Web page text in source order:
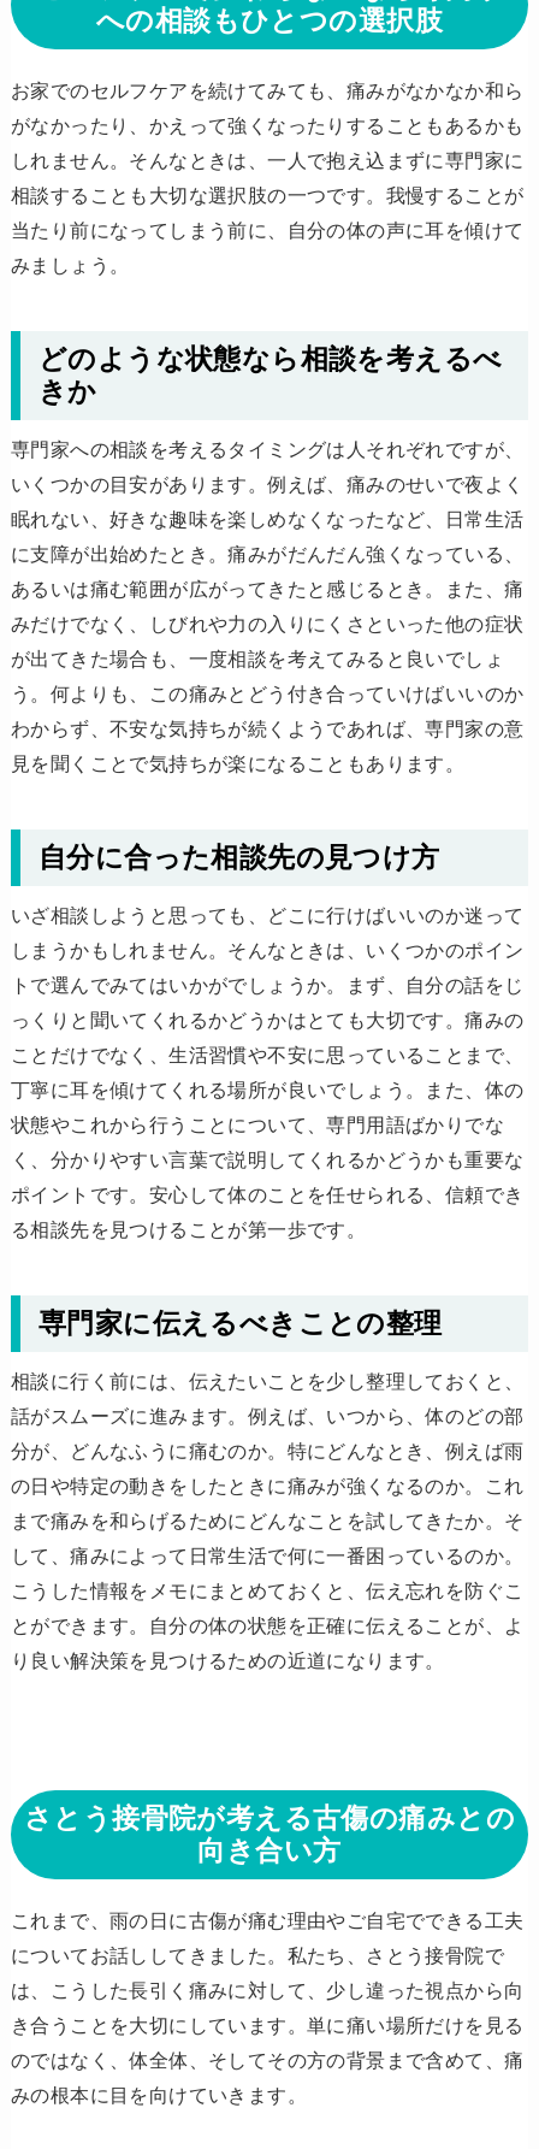
への相談もひとつの選択肢
お家でのセルフケアを続けてみても、痛みがなかなか和ら
がなかったり、かえって強くなったりすることもあるかも
しれません。そんなときは、一人で抱え込まずに専門家に
相談することも大切な選択肢の一つです。我慢することが
当たり前になってしまう前に、自分の体の声に耳を傾けて
みましょう。
どのような状態なら相談を考えるべ
きか
専門家への相談を考えるタイミングは人それぞれですが、
いくつかの目安があります。例えば、痛みのせいで夜よく
眠れない、好きな趣味を楽しめなくなったなど、日常生活
に支障が出始めたとき。痛みがだんだん強くなっている、
あるいは痛む範囲が広がってきたと感じるとき。また、痛
みだけでなく、しびれや力の入りにくさといった他の症状
が出てきた場合も、一度相談を考えてみると良いでしょ
う。何よりも、この痛みとどう付き合っていけばいいのか
わからず、不安な気持ちが続くようであれば、専門家の意
見を聞くことで気持ちが楽になることもあります。
自分に合った相談先の見つけ方
いざ相談しようと思っても、どこに行けばいいのか迷って
しまうかもしれません。そんなときは、いくつかのポイン
トで選んでみてはいかがでしょうか。まず、自分の話をじ
っくりと聞いてくれるかどうかはとても大切です。痛みの
ことだけでなく、生活習慣や不安に思っていることまで、
丁寧に耳を傾けてくれる場所が良いでしょう。また、体の
状態やこれから行うことについて、専門用語ばかりでな
く、分かりやすい言葉で説明してくれるかどうかも重要な
ポイントです。安心して体のことを任せられる、信頼でき
る相談先を見つけることが第一歩です。
専門家に伝えるべきことの整理
相談に行く前には、伝えたいことを少し整理しておくと、
話がスムーズに進みます。例えば、いつから、体のどの部
分が、どんなふうに痛むのか。特にどんなとき、例えば雨
の日や特定の動きをしたときに痛みが強くなるのか。これ
まで痛みを和らげるためにどんなことを試してきたか。そ
して、痛みによって日常生活で何に一番困っているのか。
こうした情報をメモにまとめておくと、伝え忘れを防ぐこ
とができます。自分の体の状態を正確に伝えることが、よ
り良い解決策を見つけるための近道になります。
さとう接骨院が考える古傷の痛みとの
向き合い方
これまで、雨の日に古傷が痛む理由やご自宅でできる工夫
についてお話ししてきました。私たち、さとう接骨院で
は、こうした長引く痛みに対して、少し違った視点から向
き合うことを大切にしています。単に痛い場所だけを見る
のではなく、体全体、そしてその方の背景まで含めて、痛
みの根本に目を向けていきます。